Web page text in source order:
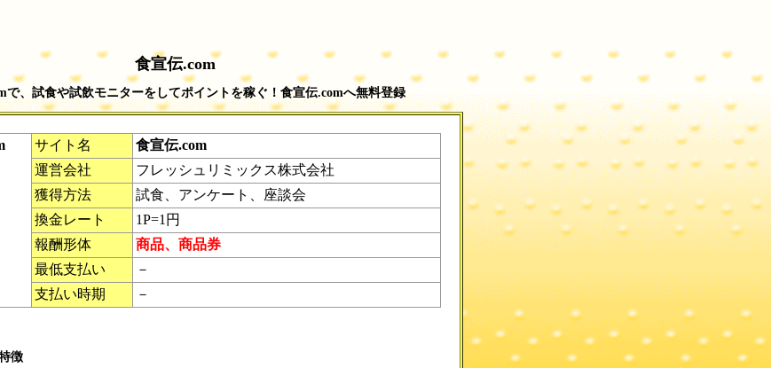
食宣伝.com
で、試食や試飲モニターをしてポイントを稼ぐ！食宣伝.comへ無料登録
サイト名
食宣伝.com
運営会社
フレッシュリミックス株式会社
獲得方法
試食、アンケート、座談会
換金レート
1P=1円
報酬形体
商品、商品券
最低支払い
－
支払い時期
－
徴